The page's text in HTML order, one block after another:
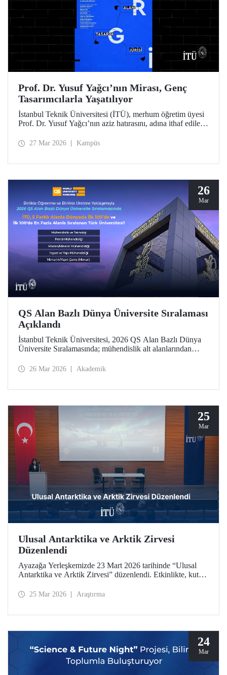
Prof. Dr. Yusuf Yağcı’nın Mirası, Genç
Tasarımcılarla Yaşatılıyor
İstanbul Teknik Üniversitesi (İTÜ), merhum öğretim üyesi
Prof. Dr. Yusuf Yağcı’nın aziz hatırasını, adına ithaf edilen
somutlaşan kalıcı sergi alanında yaşatacak.
27 Mar 2026 Kampüs
26
Mar
QS Alan Bazlı Dünya Üniversite Sıralaması
Açıklandı
İstanbul Teknik Üniversitesi, 2026 QS Alan Bazlı Dünya
Üniversite Sıralamasında; mühendislik alt alanlarından
Mühendisliği”nde 43’üncü, “Elektrik-Elektronik
dünyada ilk 100 üniversite arasında Türkiye’den yer alan
tek üniversite.
26 Mar 2026 Akademik
25
Mar
Ulusal Antarktika ve Arktik Zirvesi
Düzenlendi
Ayazağa Yerleşkemizde 23 Mart 2026 tarihinde “Ulusal
Antarktika ve Arktik Zirvesi” düzenlendi. Etkinlikte, kutup
gelişmeler, akademik çalışmalar ve endüstriyel uygulamalar
25 Mar 2026 Araştırma
24
Mar